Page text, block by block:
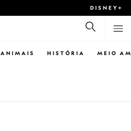
DISNEY+
ANIMAIS HISTÓRIA MEIO